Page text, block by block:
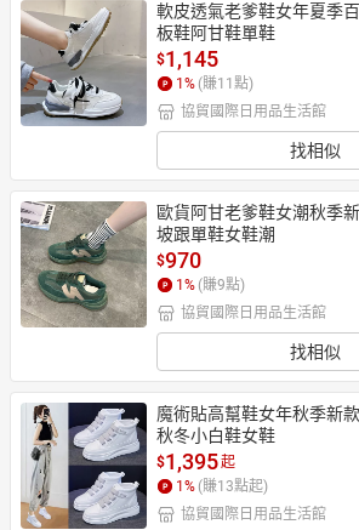
軟皮透氣老爹鞋女年夏季
板鞋阿甘鞋單鞋
$1,145
1 % (賺11 點)
協貿國際日用品生活館
找相似
歐貨阿甘老爹鞋女潮秋季
坡跟單鞋女鞋潮
$970
1 % (賺9點)
協貿國際日用品生活館
找相似
魔術貼高幫鞋女年秋季新
秋冬小白鞋女鞋
$1,395起
1 % (賺13點起)
協貿國際日用品生活館